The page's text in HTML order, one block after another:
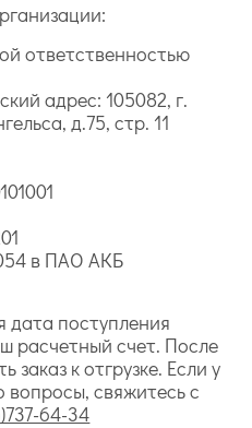
ответственностью
адрес: 105082, г.
д.75, стр. 11
в ПАО АКБ
дата поступления
расчетный счет. После
заказ к отгрузке. Если у
вопросы, свяжитесь с
64-34